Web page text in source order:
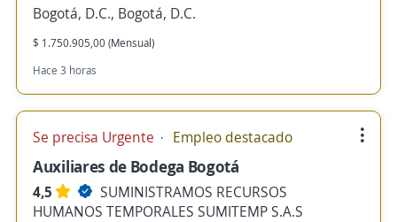
Bogotá, D.C., Bogotá, D.C.
$ 1.750.905,00 (Mensual)
Hace 3 horas
Se precisa Urgente Empleo destacado
Auxiliares de Bodega Bogotá
4,5
SUMINISTRAMOS RECURSOS
HUMANOS TEMPORALES SUMITEMP S.A.S